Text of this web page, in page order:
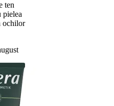
ten
pielea
ochilor